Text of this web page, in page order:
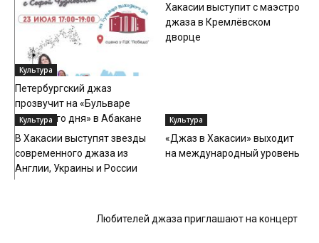
Культура
Петербургский джаз
прозвучит на «Бульваре
выходного дня» в Абакане
Хакасии выступит с маэстро
джаза в Кремлёвском
дворце
Культура
В Хакасии выступят звезды
современного джаза из
Англии, Украины и России
Культура
«Джаз в Хакасии» выходит
на международный уровень
Любителей джаза приглашают на концерт